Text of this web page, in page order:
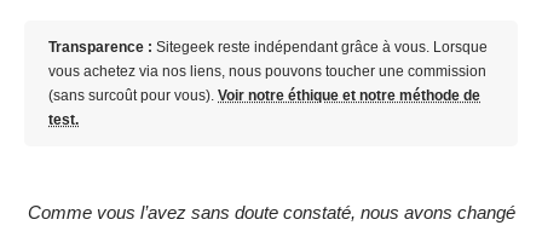
Transparence : Sitegeek reste indépendant grâce à vous. Lorsque
vous achetez via nos liens, nous pouvons toucher une commission
(sans surcoût pour vous). Voir notre éthique et notre méthode de
test.
Comme vous l’avez sans doute constaté, nous avons changé